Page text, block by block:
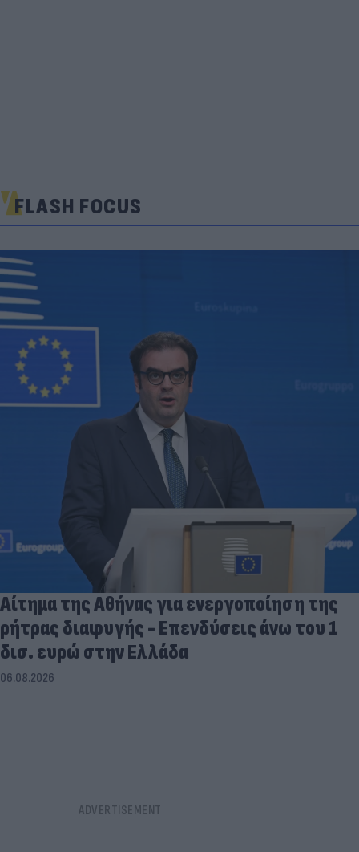
FLASH FOCUS
Αίτημα της Αθήνας για ενεργοποίηση της
ρήτρας διαφυγής - Επενδύσεις άνω του 1
δισ. ευρώ στην Ελλάδα
06.08.2026